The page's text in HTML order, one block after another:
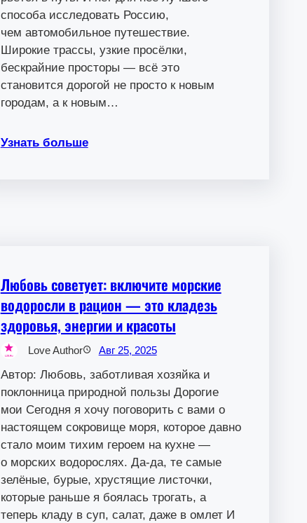
способа исследовать Россию,
чем автомобильное путешествие.
Широкие трассы, узкие просёлки,
бескрайние просторы — всё это
становится дорогой не просто к новым
городам, а к новым…
Узнать больше
Любовь советует: включите морские
водоросли в рацион — это кладезь
здоровья, энергии и красоты
Love Author Авг 25, 2025
Автор: Любовь, заботливая хозяйка и
поклонница природной пользы Дорогие
мои Сегодня я хочу поговорить с вами о
настоящем сокровище моря, которое давно
стало моим тихим героем на кухне —
о морских водорослях. Да-да, те самые
зелёные, бурые, хрустящие листочки,
которые раньше я боялась трогать, а
теперь кладу в суп, салат, даже в омлет И